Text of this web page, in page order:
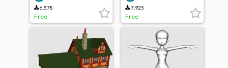
6,578
Free
7,925
Free